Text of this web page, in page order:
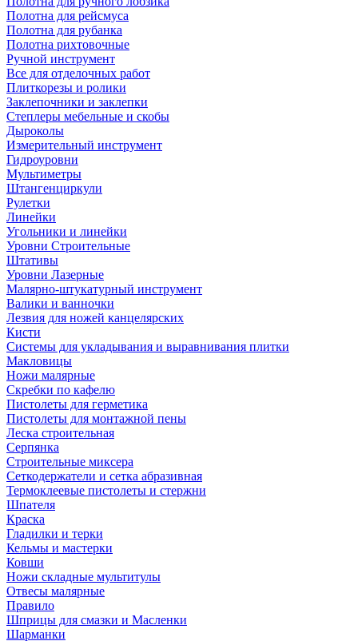
Полотна для рейсмуса
Полотна для рубанка
Полотна рихтовочные
Ручной инструмент
Все для отделочных работ
Плиткорезы и ролики
Заклепочники и заклепки
Степлеры мебельные и скобы
Дыроколы
Измерительный инструмент
Гидроуровни
Мультиметры
Штангенциркули
Рулетки
Линейки
Угольники и линейки
Уровни Строительные
Штативы
Уровни Лазерные
Малярно-штукатурный инструмент
Валики и ванночки
Лезвия для ножей канцелярских
Кисти
Системы для укладывания и выравнивания плитки
Макловицы
Ножи малярные
Скребки по кафелю
Пистолеты для герметика
Пистолеты для монтажной пены
Леска строительная
Серпянка
Строительные миксера
Сеткодержатели и сетка абразивная
Термоклеевые пистолеты и стержни
Шпателя
Краска
Гладилки и терки
Кельмы и мастерки
Ковши
Ножи складные мультитулы
Отвесы малярные
Правило
Шприцы для смазки и Масленки
Шарманки